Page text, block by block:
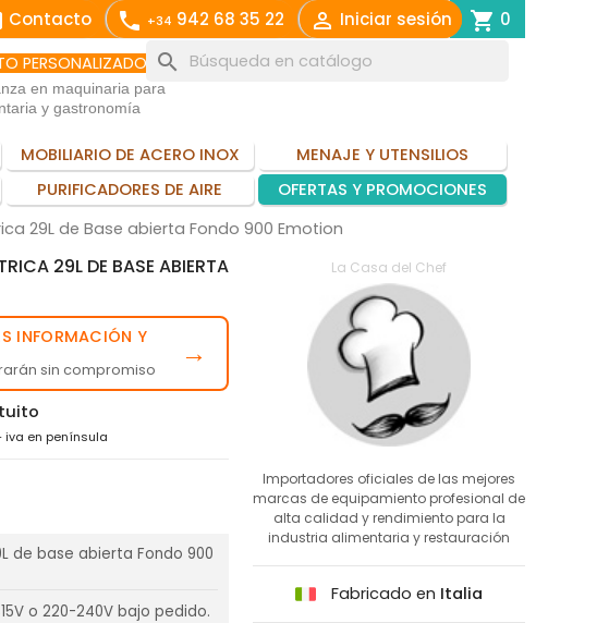
Contacto call +34 942 68 35 22  Iniciar sesión shopping_cart 0
PERSONALIZADO
en maquinaria para
y gastronomía
search
MOBILIARIO DE ACERO INOX
MENAJE Y UTENSILIOS
PURIFICADORES DE AIRE OFERTAS Y PROMOCIONES
29L de Base abierta Fondo 900 Emotion
29L DE BASE ABIERTA
INFORMACIÓN Y
sin compromiso →
iva en península
de base abierta Fondo 900
o 220-240V bajo pedido.
La Casa del Chef
Importadores oficiales de las mejores
marcas de equipamiento profesional de
alta calidad y rendimiento para la
industria alimentaria y restauración
Fabricado en Italia